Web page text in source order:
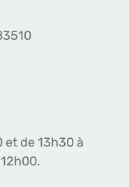
et de 13h30 à